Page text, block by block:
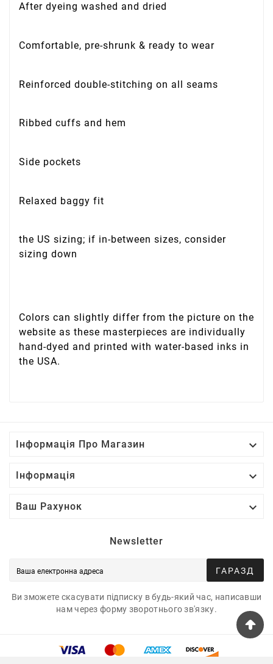
After dyeing washed and dried
Comfortable, pre-shrunk & ready to wear
Reinforced double-stitching on all seams
Ribbed cuffs and hem
Side pockets
Relaxed baggy fit
the US sizing; if in-between sizes, consider
sizing down
Colors can slightly differ from the picture on the
website as these masterpieces are individually
hand-dyed and printed with water-based inks in
the USA.
Інформація Про Магазин 
Інформація 
Ваш Рахунок 
Newsletter
ГАРАЗД
Ви зможете скасувати підписку в будь-який час, написавши
нам через форму зворотнього зв'язку.